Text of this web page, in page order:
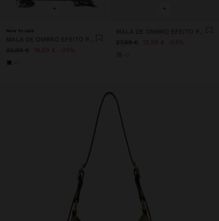
+
New to sale
MALA DE OMBRO EFEITO PELE FRANJAS COMPRIDAS
32,99 €
19,99 € 39%
+
MALA DE OMBRO EFEITO PELE COM PENDURO
27,99 €
12,99 € 54%